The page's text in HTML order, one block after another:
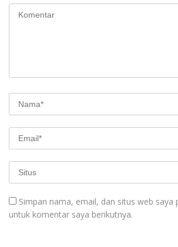
Simpan nama, email, dan situs web saya
untuk komentar saya berikutnya.